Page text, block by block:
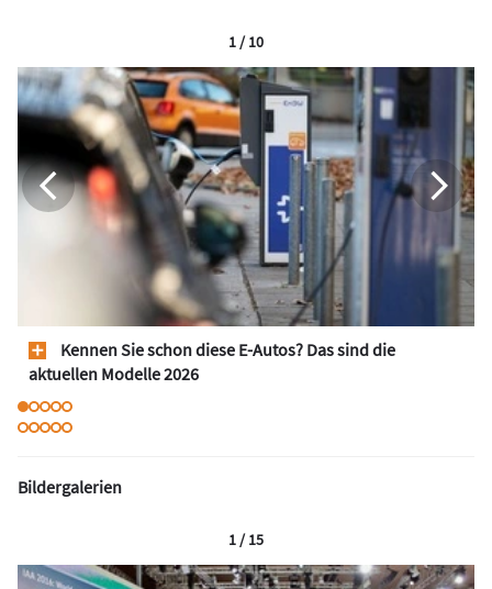
Kennen Sie schon diese E-Autos? Das sind die
aktuellen Modelle 2026
1 / 10
Bildergalerien
1 / 15